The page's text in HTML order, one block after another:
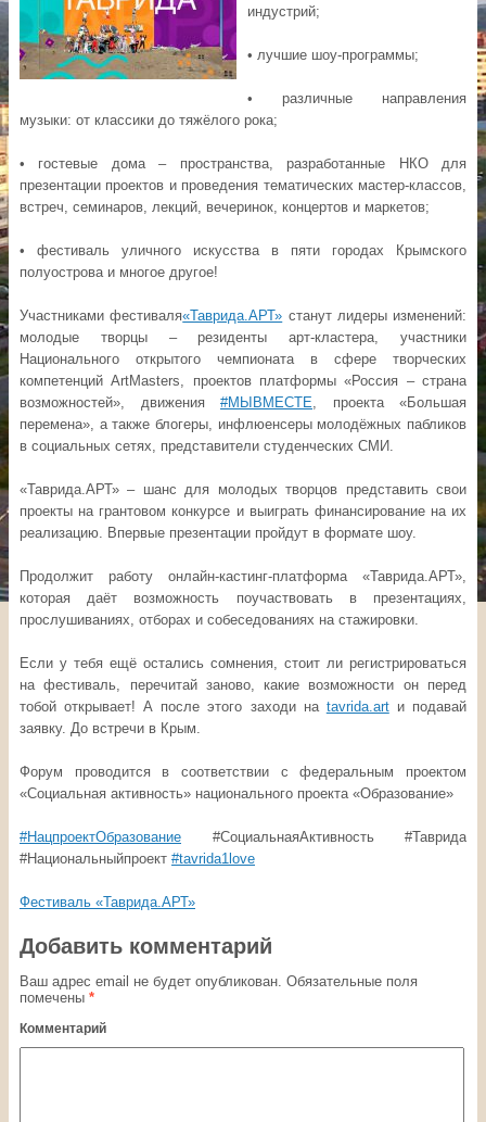
индустрий;
• лучшие шоу-программы;
• различные направления
музыки: от классики до тяжёлого рока;
• гостевые дома – пространства, разработанные НКО для
презентации проектов и проведения тематических мастер-классов,
встреч, семинаров, лекций, вечеринок, концертов и маркетов;
• фестиваль уличного искусства в пяти городах Крымского
полуострова и многое другое!
Участниками фестиваля«Таврида.АРТ» станут лидеры изменений:
молодые творцы – резиденты арт-кластера, участники
Национального открытого чемпионата в сфере творческих
компетенций ArtMasters, проектов платформы «Россия – страна
возможностей», движения #МЫВМЕСТЕ, проекта «Большая
перемена», а также блогеры, инфлюенсеры молодёжных пабликов
в социальных сетях, представители студенческих СМИ.
«Таврида.АРТ» – шанс для молодых творцов представить свои
проекты на грантовом конкурсе и выиграть финансирование на их
реализацию. Впервые презентации пройдут в формате шоу.
Продолжит работу онлайн-кастинг-платформа «Таврида.АРТ»,
которая даёт возможность поучаствовать в презентациях,
прослушиваниях, отборах и собеседованиях на стажировки.
Если у тебя ещё остались сомнения, стоит ли регистрироваться
на фестиваль, перечитай заново, какие возможности он перед
тобой открывает! А после этого заходи на tavrida.artи подавай
заявку. До встречи в Крым.
Форум проводится в соответствии с федеральным проектом
«Социальная активность» национального проекта «Образование»
#НацпроектОбразование #СоциальнаяАктивность #Таврида
#Национальныйпроект #tavrida1love
Фестиваль «Таврида.АРТ»
Добавить комментарий
Ваш адрес email не будет опубликован. Обязательные поля
помечены *
Комментарий